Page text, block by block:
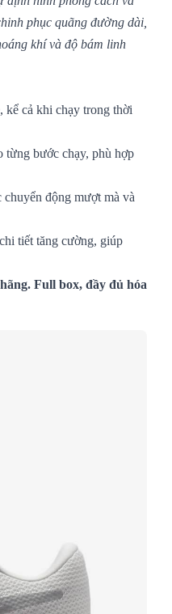
phục quãng đường dài,
khí và độ bám linh
kể cả khi chạy trong thời
từng bước chạy, phù hợp
động mượt mà và
tiết tăng cường, giúp
Full box, đầy đủ hóa